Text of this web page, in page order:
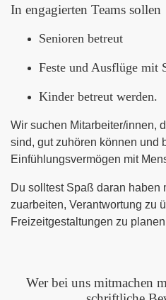
In engagierten Teams sollen
Senioren betreut
Feste und Ausflüge mit
Kinder betreut werden.
Wir suchen Mitarbeiter/innen,
sind, gut zuhören können und
Einfühlungsvermögen mit
Du solltest Spaß daran haben
zuarbeiten, Verantwortung zu
Freizeitgestaltungen zu
Wer bei uns mitmachen